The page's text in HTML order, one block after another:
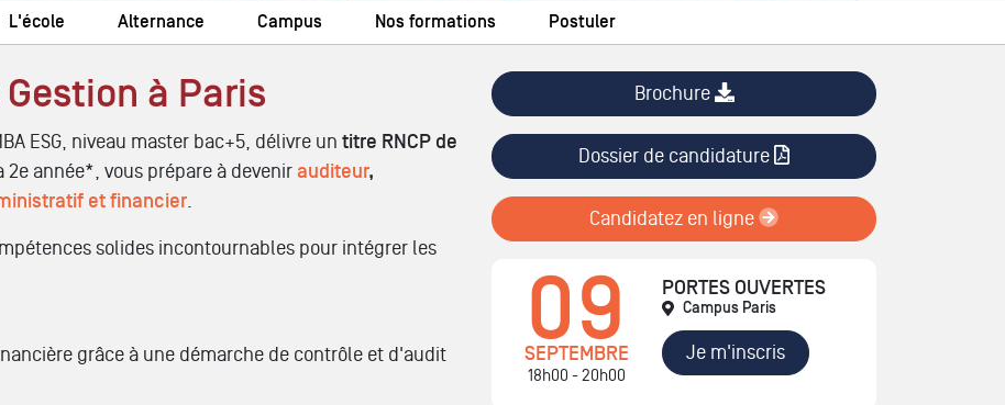
L'école Alternance Campus Nos formations Postuler
à Paris
ESG, niveau master bac+5, délivre un titre RNCP de
2e année*, vous prépare à devenir auditeur,
et financier.
solides incontournables pour intégrer les
grâce à une démarche de contrôle et d'audit
Brochure
Dossier de candidature
Candidatez en ligne
09
SEPTEMBRE
18h00 - 20h00
PORTES OUVERTES
Campus Paris
Je m'inscris